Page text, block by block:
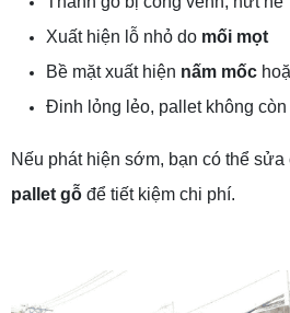
Xuất hiện lỗ nhỏ do mối mọt
Bề mặt xuất hiện nấm mốc
Đinh lỏng lẻo, pallet không còn
Nếu phát hiện sớm, bạn có thể
pallet gỗ để tiết kiệm chi phí.